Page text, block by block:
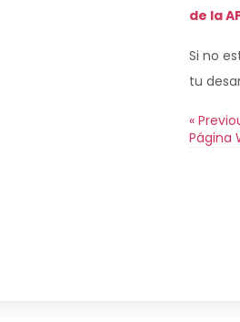
de la
Si no
tu
«
Página